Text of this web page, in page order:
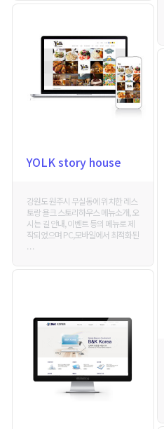
YOLK story house
강원도 원주시 무실동에 위치한 레스
토랑 욜크 스토리하우스 메뉴소개, 오
시는 길 안내, 이벤트 등의 메뉴로 제
작되었으며 PC,모바일에서 최적화된
. . .